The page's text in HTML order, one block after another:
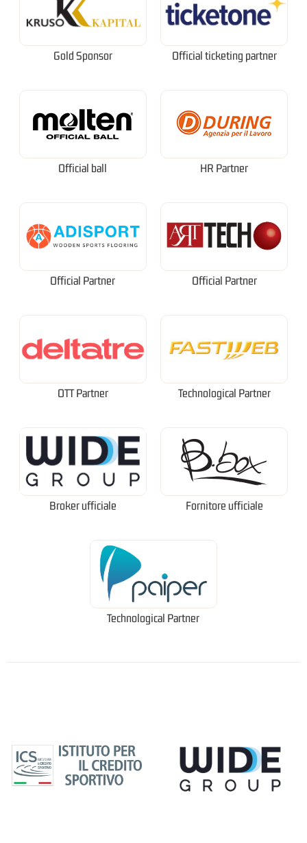
Gold Sponsor Official ticketing partner
Official ball HR Partner
Official Partner Official Partner
OTT Partner Technological Partner
Broker ufficiale Fornitore ufficiale
Technological Partner